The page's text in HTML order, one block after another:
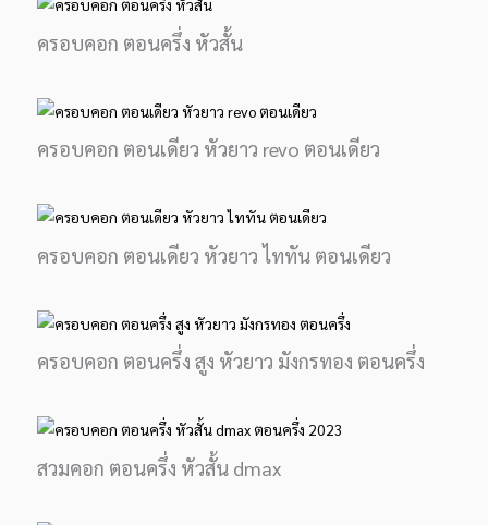
ครอบคอก ตอนครึ่ง หัวสั้น
ครอบคอก ตอนเดียว หัวยาว revo ตอนเดียว
ครอบคอก ตอนเดียว หัวยาว ไททัน ตอนเดียว
ครอบคอก ตอนครึ่ง สูง หัวยาว มังกรทอง ตอนครึ่ง
สวมคอก ตอนครึ่ง หัวสั้น dmax